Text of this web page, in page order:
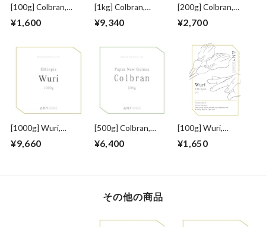
[100g] Colbran,
Washed : コルブラ
ニア
¥1,600
[1kg] Colbran,
Washed : コルブラ
ニア
¥9,340
[200g] Colbran,
Washed : コルブラ
ニア
¥2,700
[1000g] Wuri,
ウリ、エチオピア -
¥9,660
[500g] Colbran,
Washed : コルブラ
¥6,400
[100g] Wuri,
ウリ、エチオピア -
¥1,650
その他の商品